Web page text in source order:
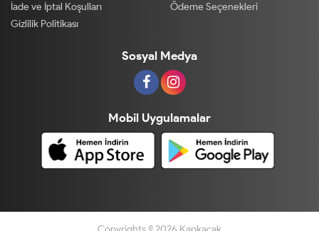
İade ve İptal Koşulları
Gizlilik Politikası
Ödeme Seçenekleri
Sosyal Medya
Mobil Uygulamalar